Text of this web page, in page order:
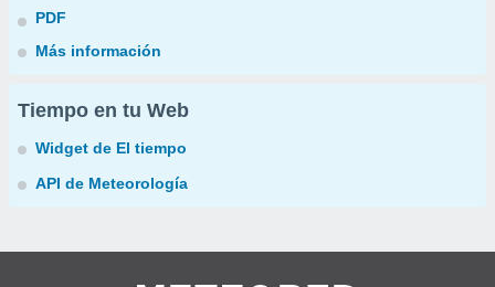
PDF
Más información
Tiempo en tu Web
Widget de El tiempo
API de Meteorología